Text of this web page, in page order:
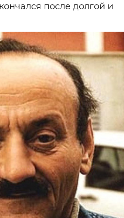
после долгой и